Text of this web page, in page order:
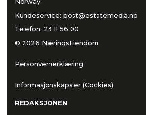
Kundeservice: post@estatemedia.no
Telefon: 23 11 56 00
© 2026 NæringsEiendom
Personvernerklæring
Informasjonskapsler (Cookies)
REDAKSJONEN